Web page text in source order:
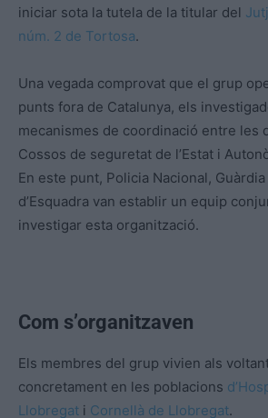
iniciar sota la tutela de la titular del
núm. 2 de Tortosa.
Una vegada comprovat que el grup
punts fora de Catalunya, els
mecanismes de coordinació entre les
Cossos de seguretat de l’Estat i
En este punt, Policia Nacional,
d’Esquadra van establir un equip
investigar esta organització.
Com s’organitzaven
Els membres del grup vivien als
concretament en les poblacions
Llobregat i Cornellà de Llobregat.